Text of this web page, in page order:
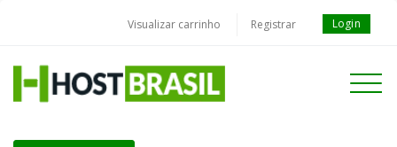
Visualizar carrinho Registrar Login
Toggle